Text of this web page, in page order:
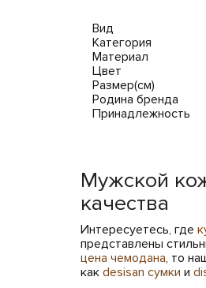
Вид
Категория
Материал
Цвет
Размер(см)
Родина бренда
Принадлежность
Мужской
качества
Интересуетесь, где
представлены
цена чемодана, то
как desisan сумки и